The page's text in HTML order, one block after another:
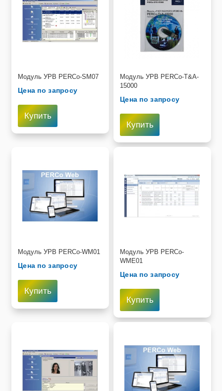
Модуль УРВ PERCo-SM07
Цена по запросу
Купить
Модуль УРВ PERCo-T&A-
15000
Цена по запросу
Купить
Модуль УРВ PERCo-WM01
Цена по запросу
Купить
Модуль УРВ PERCo-
WME01
Цена по запросу
Купить